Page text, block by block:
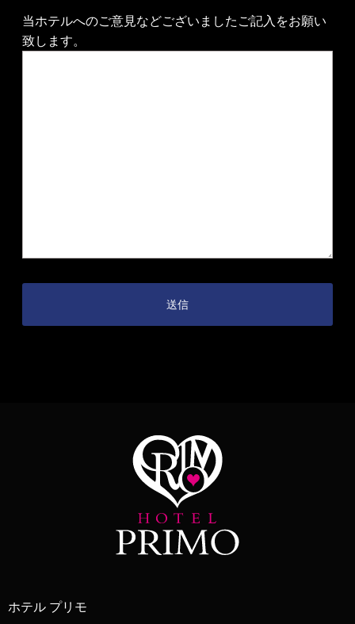
当ホテルへのご意見などございましたご記入をお願い
致します。
ホテル プリモ